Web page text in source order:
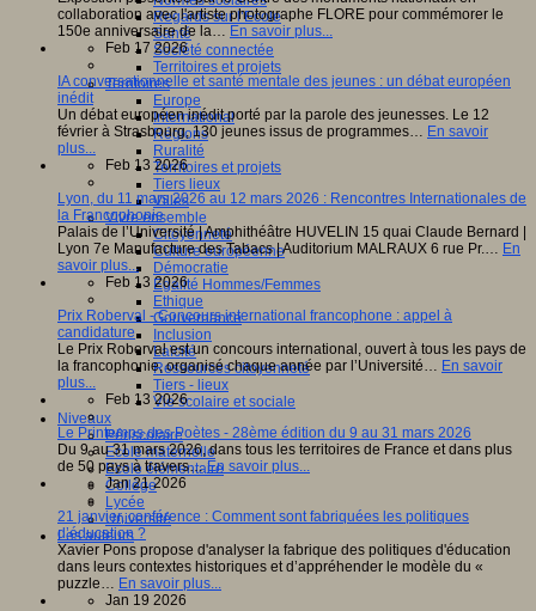
Regards sur l’Ecole
Santé
Société connectée
Territoires et projets
Territoires
Europe
International
Régions
Ruralité
Territoires et projets
Tiers lieux
Villes
Vivre ensemble
Citoyenneté
Culture européenne
Démocratie
Egalité Hommes/Femmes
Ethique
Gouvernance
Inclusion
Laïcité
Ressources citoyenneté
Tiers - lieux
Vie scolaire et sociale
Niveaux
Périscolaire
Ecole maternelle
Ecole élémentaire
Collège
Lycée
Université
Les auteurs
collaboration avec l'artiste photographe FLORE pour commémorer le
150e anniversaire de la… En savoir plus...
Feb 17 2026
IA conversationnelle et santé mentale des jeunes : un débat européen
inédit
Un débat européen inédit porté par la parole des jeunesses. Le 12
février à Strasbourg, 130 jeunes issus de programmes… En savoir
plus...
Feb 13 2026
Lyon, du 11 mars 2026 au 12 mars 2026 : Rencontres Internationales de
la Francophonie
Palais de l’Université | Amphithéâtre HUVELIN 15 quai Claude Bernard |
Lyon 7e Manufacture des Tabacs | Auditorium MALRAUX 6 rue Pr.… En
savoir plus...
Feb 13 2026
Prix Roberval - Concours international francophone : appel à
candidature
Le Prix Roberval est un concours international, ouvert à tous les pays de
la francophonie, organisé chaque année par l’Université… En savoir
plus...
Feb 13 2026
Le Printemps des Poètes - 28ème édition du 9 au 31 mars 2026
Du 9 au 31 mars 2026, dans tous les territoires de France et dans plus
de 50 pays à travers…En savoir plus...
Jan 21 2026
21 janvier, conférence : Comment sont fabriquées les politiques
d’éducation ?
Xavier Pons propose d'analyser la fabrique des politiques d'éducation
dans leurs contextes historiques et d’appréhender le modèle du «
puzzle… En savoir plus...
Jan 19 2026